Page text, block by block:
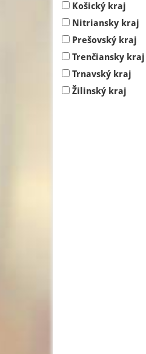
Košický kraj
Nitriansky kraj
Prešovský kraj
Trenčiansky kraj
Trnavský kraj
Žilinský kraj